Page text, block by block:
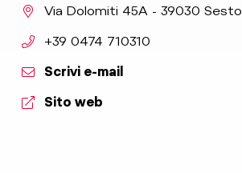
aria.location:
Via Dolomiti 45A - 39030 Sesto
aria.phone:
+39 0474 710310
Scrivi e-mail
aria.website:
Sito web